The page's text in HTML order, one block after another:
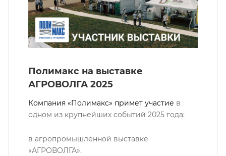
Полимакс на выставке
АГРОВОЛГА 2025
Компания «Полимакс» примет участие в
одном из крупнейших событий 2025 года:
в агропромышленной выставке
«АГРОВОЛГА».